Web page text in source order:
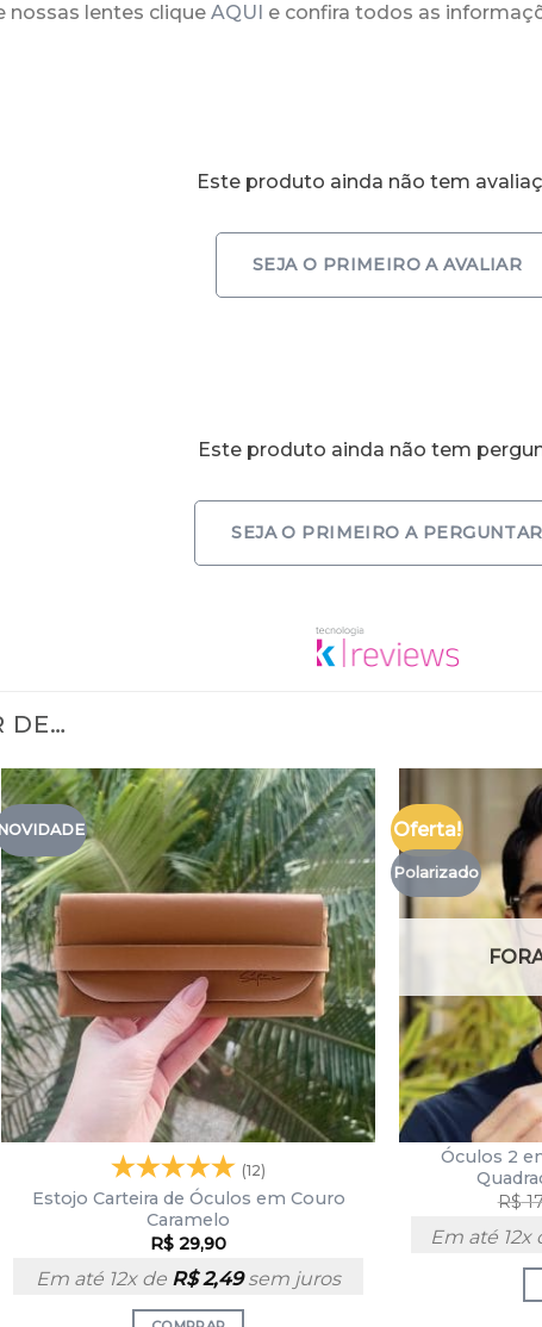
nossas lentes clique AQUI e confira todos as
Este produto ainda não tem
SEJA O PRIMEIRO A AVALIAR
Este produto ainda não tem
SEJA O PRIMEIRO A PERGUNTAR
DE…
NOVIDADE
(12)
Estojo Carteira de Óculos em Couro
Caramelo
R$ 29,90
Em até 12x de R$2,49sem juros
Oferta!
Polarizado
Óculos 2
R$
Em até 12x